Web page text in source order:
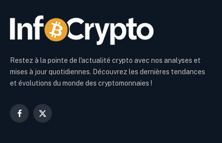
Restez à la pointe de l'actualité crypto avec nos analyses et
mises à jour quotidiennes. Découvrez les dernières tendances
et évolutions du monde des cryptomonnaies !
Facebook
X